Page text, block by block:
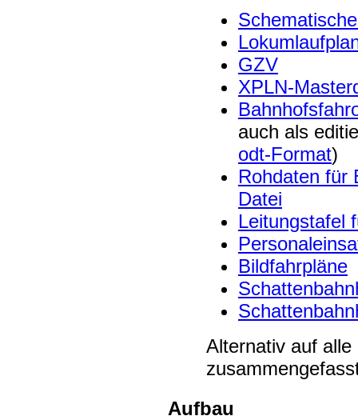
GZV
XPLN-
auch als
odt-Format)
Rohdaten für
Datei
Leitungstafel
Bildfahrpläne
Alternativ auf
Aufbau